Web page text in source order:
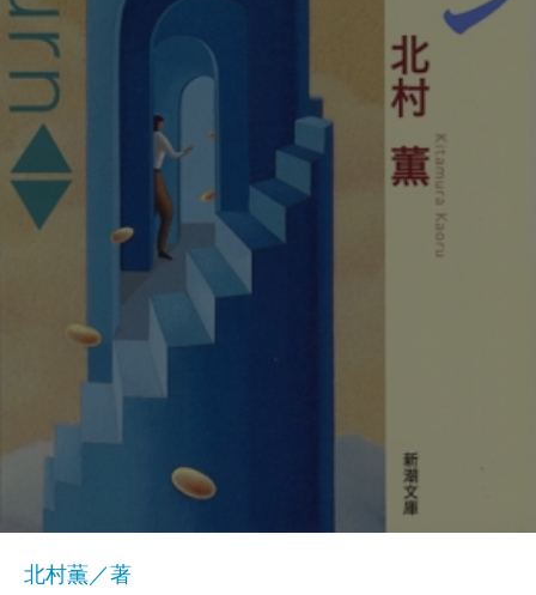
北村薫／著